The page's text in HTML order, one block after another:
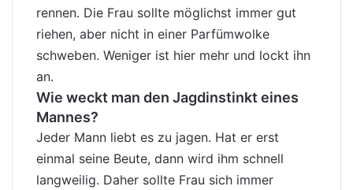
rennen. Die Frau sollte möglichst immer gut
riehen, aber nicht in einer Parfümwolke
schweben. Weniger ist hier mehr und lockt ihn
an.
Wie weckt man den Jagdinstinkt eines
Mannes?
Jeder Mann liebt es zu jagen. Hat er erst
einmal seine Beute, dann wird ihm schnell
langweilig. Daher sollte Frau sich immer